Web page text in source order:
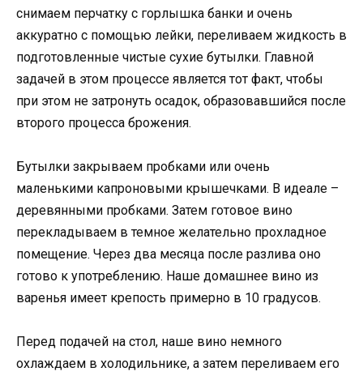
снимаем перчатку с горлышка банки и очень
аккуратно с помощью лейки, переливаем жидкость в
подготовленные чистые сухие бутылки. Главной
задачей в этом процессе является тот факт, чтобы
при этом не затронуть осадок, образовавшийся после
второго процесса брожения.
Бутылки закрываем пробками или очень
маленькими капроновыми крышечками. В идеале –
деревянными пробками. Затем готовое вино
перекладываем в темное желательно прохладное
помещение. Через два месяца после разлива оно
готово к употреблению. Наше домашнее вино из
варенья имеет крепость примерно в 10 градусов.
Перед подачей на стол, наше вино немного
охлаждаем в холодильнике, а затем переливаем его